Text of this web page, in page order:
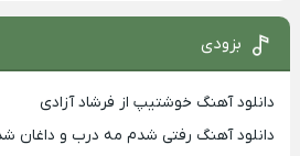
بزودی
دانلود آهنگ خوشتیپ از فرشاد آزادی
دانلود آهنگ رفتی شدم مه درب و داغان